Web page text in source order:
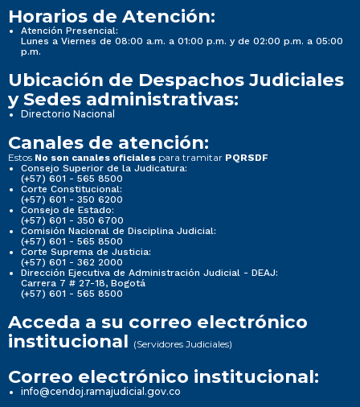
Horarios de Atención:
Atención Presencial:
Lunes a Viernes de 08:00 a.m. a 01:00 p.m. y de 02:00 p.m. a 05:00
p.m.
Ubicación de Despachos Judiciales
y Sedes administrativas:
Directorio Nacional
Canales de atención:
Estos No son canales oficiales para tramitar PQRSDF
Consejo Superior de la Judicatura:
(+57) 601 - 565 8500
Corte Constitucional:
(+57) 601 - 350 6200
Consejo de Estado:
(+57) 601 - 350 6700
Comisión Nacional de Disciplina Judicial:
(+57) 601 - 565 8500
Corte Suprema de Justicia:
(+57) 601 - 362 2000
Dirección Ejecutiva de Administración Judicial - DEAJ:
Carrera 7 # 27-18, Bogotá
(+57) 601 - 565 8500
Acceda a su correo electrónico
institucional (Servidores Judiciales)
Correo electrónico institucional:
info@cendoj.ramajudicial.gov.co